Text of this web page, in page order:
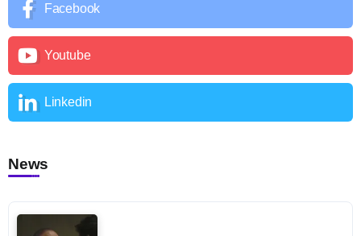
Facebook
Youtube
Linkedin
News